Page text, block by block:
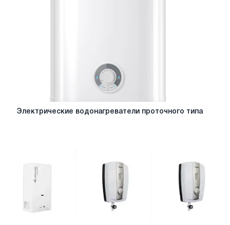
Электрические
Электрические водонагреватели проточного типа